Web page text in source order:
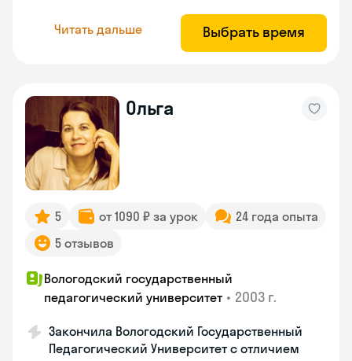
Читать дальше Выбрать время
Ольга
5 от 1090 ₽ за урок
24 года опыта
5 отзывов
Вологодский государственный
педагогический университет • 2003 г.
Закончила Вологодский Государственный
Педагогический Университет с отличием